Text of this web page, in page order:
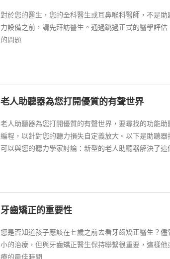
對於您的醫生，您的全科醫生或耳鼻喉科醫師，不是
力設備之前，請先拜訪醫生。通過跳過正式的醫學評
的問題
老人助聽器為您打開優質的有聲世界
老人助聽器為您打開優質的有聲世界，要尋找的功能
編程，以針對您的聽力損失自定義放大。以下是助聽
可以與您的聽力學家討論：新型的老人助聽器解決了這
牙齒矯正的重要性
您是否知道孩子應該在七歲之前去看牙齒矯正醫生？
小的治療，但與牙齒矯正醫生保持聯繫很重要，這樣
療的最佳時間